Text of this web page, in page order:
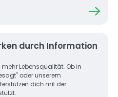
durch Information
Lebensqualität. Ob in
oder unserem
dich mit der